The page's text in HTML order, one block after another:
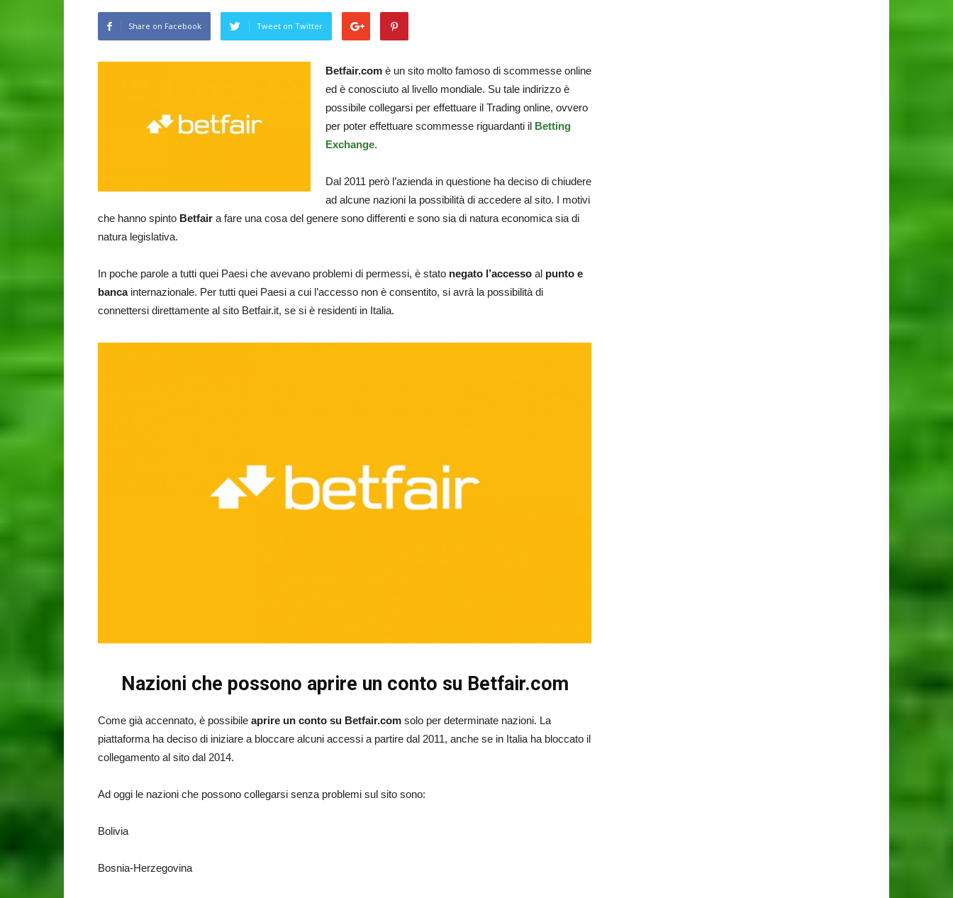
Share on Facebook Tweet on Twitter
Betfair.com è un sito molto famoso di scommesse online
ed è conosciuto al livello mondiale. Su tale indirizzo è
possibile collegarsi per effettuare il Trading online, ovvero
per poter effettuare scommesse riguardanti il Betting
Exchange.
Dal 2011 però l’azienda in questione ha deciso di chiudere
ad alcune nazioni la possibilità di accedere al sito. I motivi
che hanno spinto Betfair a fare una cosa del genere sono differenti e sono sia di natura economica sia di
natura legislativa.
In poche parole a tutti quei Paesi che avevano problemi di permessi, è stato negato l’accesso al punto e
bancainternazionale. Per tutti quei Paesi a cui l’accesso non è consentito, si avrà la possibilità di
connettersi direttamente al sito Betfair.it, se si è residenti in Italia.
Nazioni che possono aprire un conto su Betfair.com
Come già accennato, è possibile aprire un conto su Betfair.com solo per determinate nazioni. La
piattaforma ha deciso di iniziare a bloccare alcuni accessi a partire dal 2011, anche se in Italia ha bloccato il
collegamento al sito dal 2014.
Ad oggi le nazioni che possono collegarsi senza problemi sul sito sono:
Bolivia
Bosnia-Herzegovina